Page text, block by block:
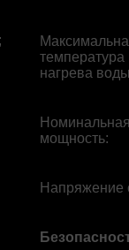
температура
нагрева
мощность:
Напряжение